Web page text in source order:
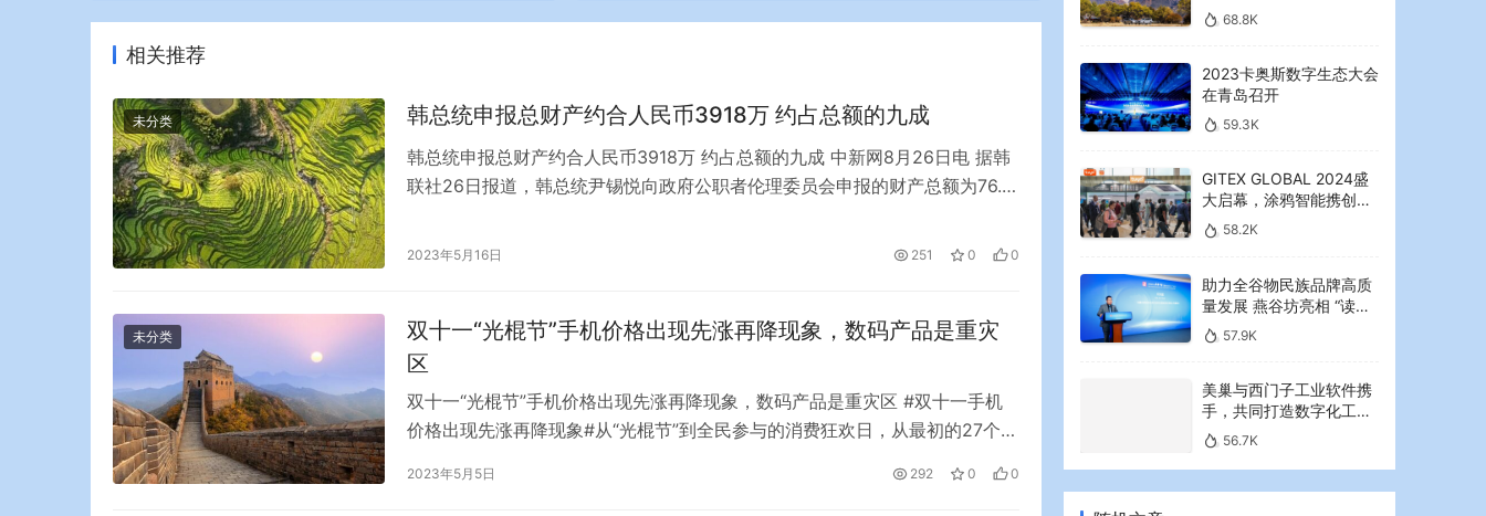
相关推荐
未分类 韩总统申报总财产约合人民币3918万 约占总额的九成
韩总统申报总财产约合人民币3918万 约占总额的九成 中新网8月26日电 据韩
联社26日报道，韩总统尹锡悦向政府公职者伦理委员会申报的财产总额为76.4
成。当地时间5月10日，尹锡悦正式就任第二十届韩国总统，并于当天上午在
2023年5月16日 251 0 0
未分类
双十一“光棍节”手机价格出现先涨再降现象，数码产品是重灾
区
双十一“光棍节”手机价格出现先涨再降现象，数码产品是重灾区 #双十一手机
价格出现先涨再降现象#从“光棍节”到全民参与的消费狂欢日，从最初的27个商
大，连续13年创造“神话”。然而，随着消费者生活水平的提高，平台补贴活动
2023年5月5日 292 0 0
68.8K
2023卡奥斯数字生态大会
在青岛召开
59.3K
GITEX GLOBAL 2024盛
大启幕，涂鸦智能携创新
AI解决方案引领中东可持
续未来
58.2K
助力全谷物民族品牌高质
量发展 燕谷坊亮相 “读懂
中国”国际会议
57.9K
美巢与西门子工业软件携
手，共同打造数字化工业
新篇章
56.7K